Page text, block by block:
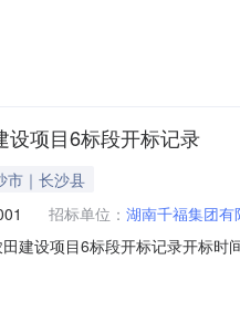
目负责人:陈博也;报价:0.00元/
设项目6标段开标记录
市｜长沙县
招标单位： 湖南千福集团有
建设项目6标段开标记录开标
良;报价:0.00元/%;工期:日历天;